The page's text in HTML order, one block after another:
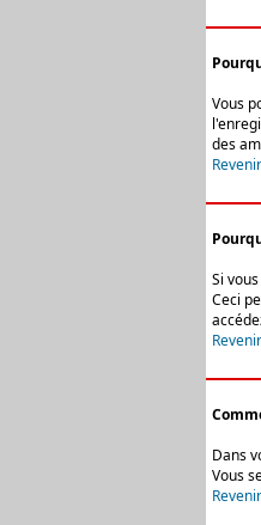
Vous
des
Si
Ceci
Dans
Vous